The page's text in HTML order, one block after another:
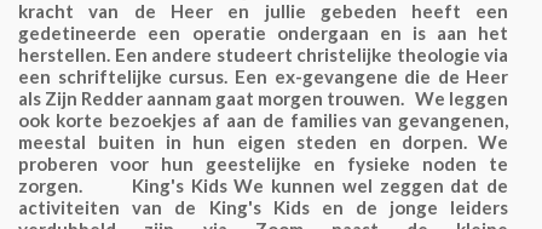
kracht van de Heer en jullie gebeden heeft een
gedetineerde een operatie ondergaan en is aan het
herstellen. Een andere studeert christelijke theologie via
een schriftelijke cursus. Een ex-gevangene die de Heer
als Zijn Redder aannam gaat morgen trouwen. We leggen
ook korte bezoekjes af aan de families van gevangenen,
meestal buiten in hun eigen steden en dorpen. We
proberen voor hun geestelijke en fysieke noden te
zorgen. King's Kids We kunnen wel zeggen dat de
activiteiten van de King's Kids en de jonge leiders